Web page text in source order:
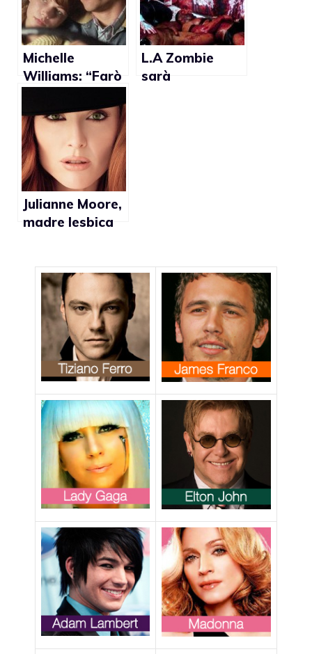
Michelle
Williams: “Farò
Brokeback
Mountain a mia
figlia”
L.A Zombie
sarà
Julianne Moore,
madre lesbica